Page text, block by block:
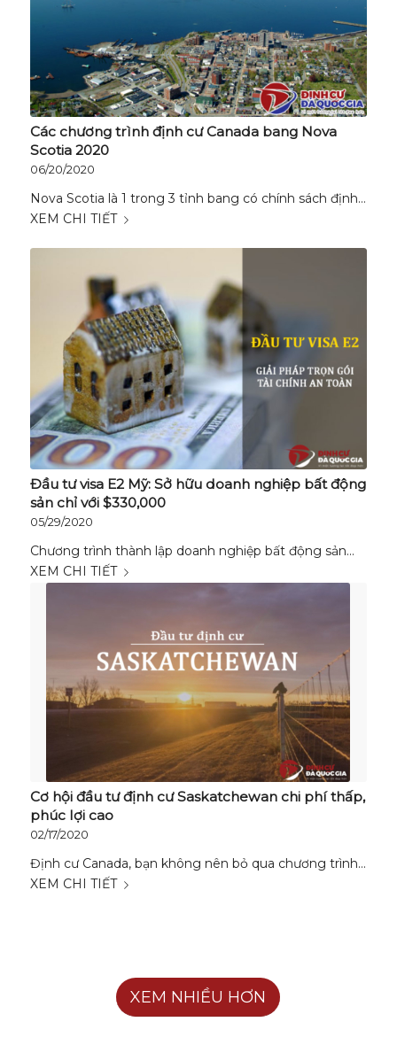
Các chương trình định cư Canada bang Nova
Scotia 2020
06/20/2020
Nova Scotia là 1 trong 3 tỉnh bang có chính sách định…
XEM CHI TIẾT
Đầu tư visa E2 Mỹ: Sở hữu doanh nghiệp bất động
sản chỉ với $330,000
05/29/2020
Chương trình thành lập doanh nghiệp bất động sản…
XEM CHI TIẾT
Cơ hội đầu tư định cư Saskatchewan chi phí thấp,
phúc lợi cao
02/17/2020
Định cư Canada, bạn không nên bỏ qua chương trình…
XEM CHI TIẾT
XEM NHIỀU HƠN